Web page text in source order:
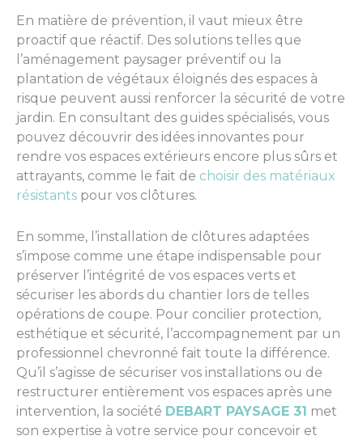
En matière de prévention, il vaut mieux être
proactif que réactif. Des solutions telles que
l’aménagement paysager préventif ou la
plantation de végétaux éloignés des espaces à
risque peuvent aussi renforcer la sécurité de votre
jardin. En consultant des guides spécialisés, vous
pouvez découvrir des idées innovantes pour
rendre vos espaces extérieurs encore plus sûrs et
attrayants, comme le fait de choisir des matériaux
résistants pour vos clôtures.
En somme, l’installation de clôtures adaptées
s’impose comme une étape indispensable pour
préserver l’intégrité de vos espaces verts et
sécuriser les abords du chantier lors de telles
opérations de coupe. Pour concilier protection,
esthétique et sécurité, l’accompagnement par un
professionnel chevronné fait toute la différence.
Qu’il s’agisse de sécuriser vos installations ou de
restructurer entièrement vos espaces après une
intervention, la société DEBART PAYSAGE 31 met
son expertise à votre service pour concevoir et